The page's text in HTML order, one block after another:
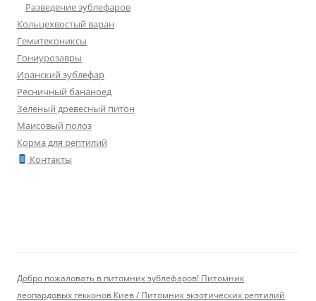
Разведение эублефаров
Кольцехвостый варан
Гемитекониксы
Гониурозавры
Иранский эублефар
Ресничный бананоед
Зеленый древесный питон
Маисовый полоз
Корма для рептилий
Контакты
Добро пожаловать в питомник эублефаров! Питомник
леопардовых гекконов Киев / Питомник экзотических рептилий